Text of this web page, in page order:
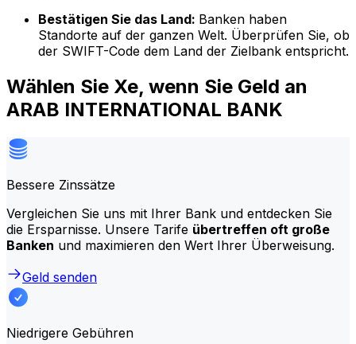
Bestätigen Sie das Land: Banken haben
Standorte auf der ganzen Welt. Überprüfen Sie, ob
der SWIFT-Code dem Land der Zielbank entspricht.
Wählen Sie Xe, wenn Sie Geld an
ARAB INTERNATIONAL BANK
Bessere Zinssätze
Vergleichen Sie uns mit Ihrer Bank und entdecken Sie
die Ersparnisse. Unsere Tarife übertreffen oft große
Banken und maximieren den Wert Ihrer Überweisung.
Geld senden
Niedrigere Gebühren